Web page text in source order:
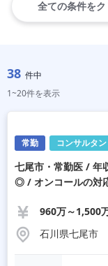
全ての条件をク
38 件中
1~20件を表示
常勤 コンサルタ
七尾市・常勤医 / 年
◎ / オンコールの対
960万～1,500
石川県七尾市